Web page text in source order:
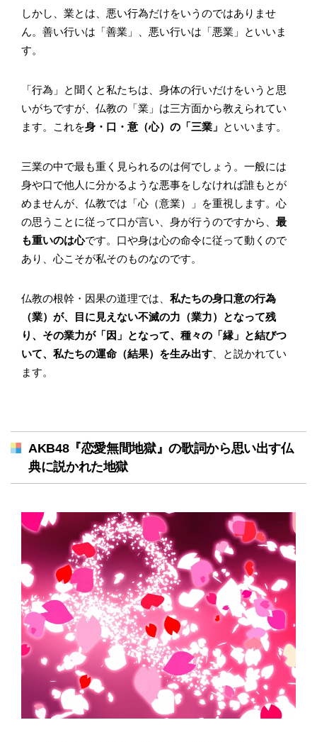
しかし、業とは、悪い行為だけをいうのではありませ
ん。善い行いは「善業」、悪い行いは「悪業」といいま
す。
「行為」と聞くと私たちは、身体の行いだけをいうと思
いがちですが、仏教の「業」は三方面から教えられてい
ます。これを身・口・意（心）の「三業」 といいます。
三業の中で最も重く見られるのは何でしょう。一般には
身や口で他人に分かるような悪事をしなければ誰もとが
めませんが、仏教では「心（意業）」を重視します。心
の思うことに従って口が言い、身が行うのですから、 最
も重いのは心です。口や身は心の命令に従って動くので
あり、心こそが私そのものなのです。
仏教の根幹・因果の道理では、 私たちの身口意の行為
（業）が、目に見えない不滅の力（業力）となって残
り、その業力が「因」となって、種々の「縁」と結びつ
いて、私たちの運命（結果）を生み出す 、と説かれてい
ます。
AKB48『恋愛無間地獄』の歌詞から思い出す仏
典に説かれた地獄